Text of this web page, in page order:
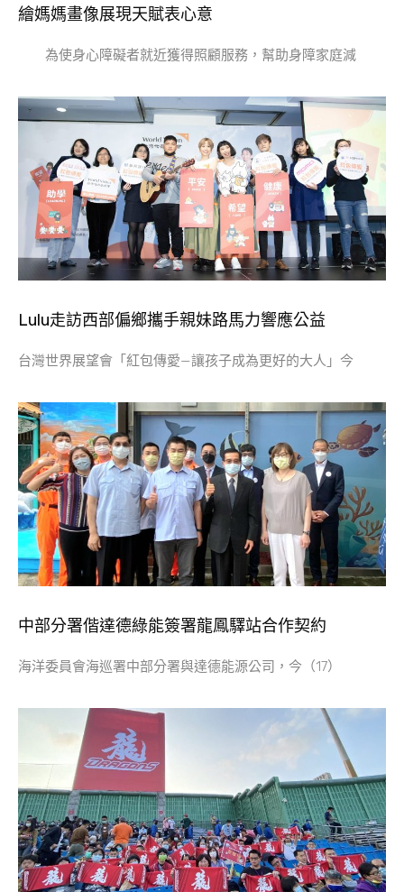
繪媽媽畫像展現天賦表心意
為使身心障礙者就近獲得照顧服務，幫助身障家庭減
Lulu走訪西部偏鄉攜手親妹路馬力響應公益
台灣世界展望會「紅包傳愛—讓孩子成為更好的大人」今
中部分署偕達德綠能簽署龍鳳驛站合作契約
海洋委員會海巡署中部分署與達德能源公司，今（17）